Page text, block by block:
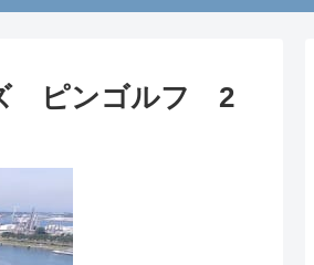
ズ ピンゴルフ 2